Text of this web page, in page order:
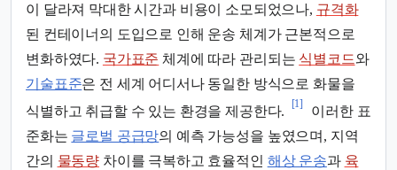
이 달라져 막대한 시간과 비용이 소모되었으나, 규격화
된 컨테이너의 도입으로 인해 운송 체계가 근본적으로
변화하였다. 국가표준 체계에 따라 관리되는 식별코드와
기술표준은 전 세계 어디서나 동일한 방식으로 화물을
식별하고 취급할 수 있는 환경을 제공한다.
[1]
이러한 표
준화는 글로벌 공급망의 예측 가능성을 높였으며, 지역
간의 물동량 차이를 극복하고 효율적인 해상 운송과 육